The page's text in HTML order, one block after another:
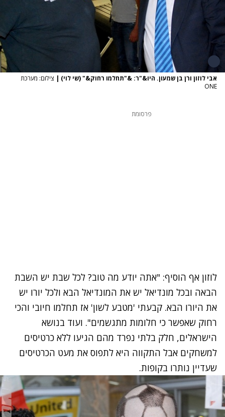
אבי לוזון ורן בן שמעון. היו&"ר: &"תחלמו רחוק&" (שי לוי) | צילום: מערכת
ONE
פרסומת
לוזון אף הוסיף: "אתה יודע מה טוב? לכל שבת יש השבת
הבאה ובכל מונדיאל יש את המונדיאל הבא ולכל יורו יש
את היורו הבא. קבעתי 'מטבע לשון' אז תחלמו חיובי והכי
רחוק שאפשר כי חלומות מתגשמים". ועוד בנושא
הישראלים, חלק בלתי נפרד מהם הגיעו ללא כרטיסים
למשחקים אבל התקווה היא לתפוס את מעט הכרטיסים
שעדיין נותרו בקופות.